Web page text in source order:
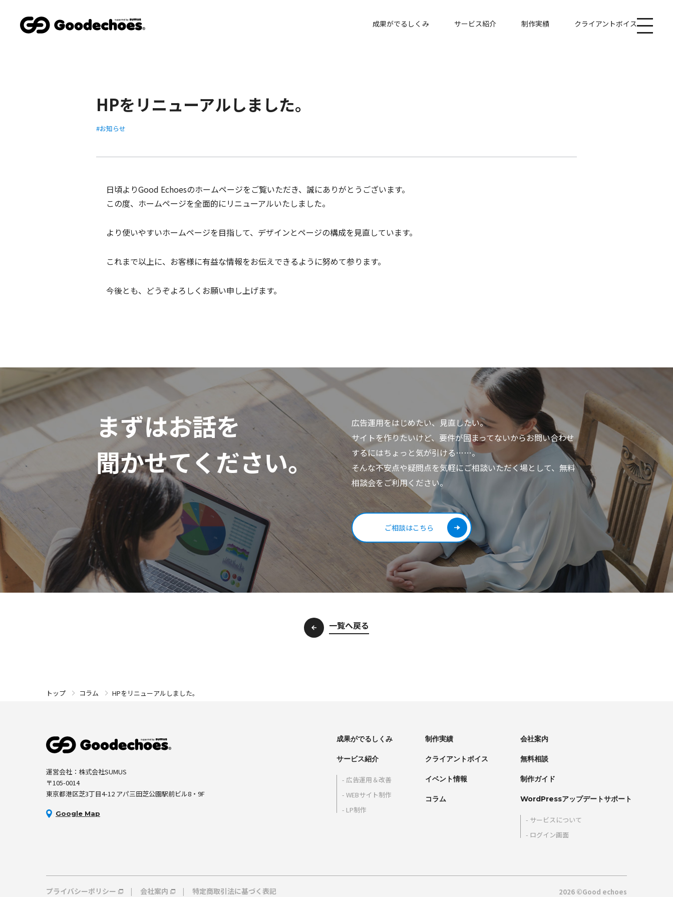
成果がでるしくみ サービス紹介 制作実績 クライアントボイス
HPをリニューアルしました。
お知らせ
日頃よりGood Echoesのホームページをご覧いただき、誠にありがとうございます。
この度、ホームページを全面的にリニューアルいたしました。
より使いやすいホームページを目指して、デザインとページの構成を見直しています。
これまで以上に、お客様に有益な情報をお伝えできるように努めて参ります。
今後とも、どうぞよろしくお願い申し上げます。
まずはお話を
聞かせてください。
広告運用をはじめたい、見直したい。
サイトを作りたいけど、要件が固まってないからお問い合わせ
するにはちょっと気が引ける……。
そんな不安点や疑問点を気軽にご相談いただく場として、無料
相談会をご利用ください。
ご相談はこちら
一覧へ戻る
トップ コラム HPをリニューアルしました。
運営会社：株式会社SUMUS
〒105-0014
東京都港区芝3丁目4-12 アパ三田芝公園駅前ビル8・9F
Google Map
成果がでるしくみ
サービス紹介
広告運用＆改善
WEBサイト制作
LP制作
制作実績
クライアントボイス
イベント情報
コラム
会社案内
無料相談
制作ガイド
WordPressアップデートサポート
サービスについて
ログイン画面
プライバシーポリシー | 会社案内 | 特定商取引法に基づく表記 2026 ©Good echoes